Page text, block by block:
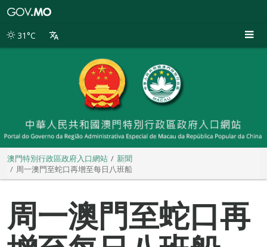
別
31°C
澳門特別行政區政府入口網站
新聞
周一澳門至蛇口再增至每日八班船
周一澳門至蛇口再